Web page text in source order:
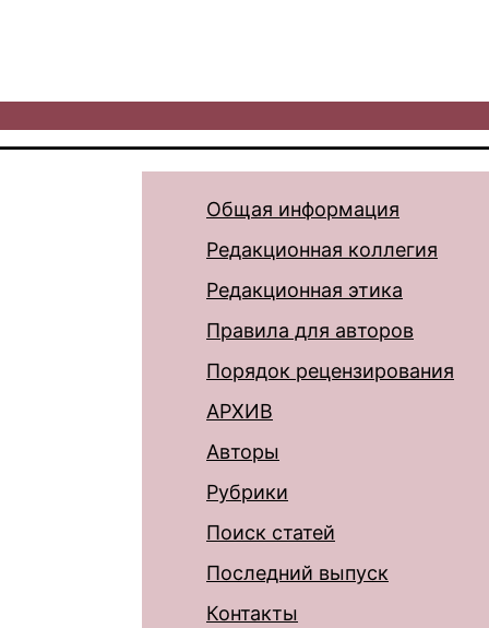
Общая информация
Редакционная коллегия
Редакционная этика
Правила для авторов
Порядок рецензирования
АРХИВ
Авторы
Рубрики
Поиск статей
Последний выпуск
Контакты